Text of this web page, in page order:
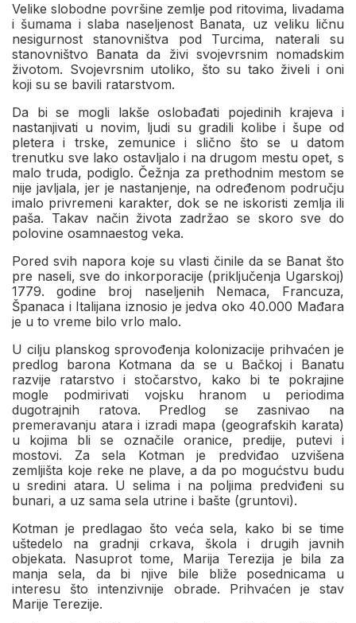
Velike slobodne površine zemlje pod ritovima, livadama
i šumama i slaba naseljenost Banata, uz veliku ličnu
nesigurnost stanovništva pod Turcima, naterali su
stanovništvo Banata da živi svojevrsnim nomadskim
životom. Svojevrsnim utoliko, što su tako živeli i oni
koji su se bavili ratarstvom.
Da bi se mogli lakše oslobađati pojedinih krajeva i
nastanjivati u novim, ljudi su gradili kolibe i šupe od
pletera i trske, zemunice i slično što se u datom
trenutku sve lako ostavljalo i na drugom mestu opet, s
malo truda, podiglo. Čežnja za prethodnim mestom se
nije javljala, jer je nastanjenje, na određenom području
imalo privremeni karakter, dok se ne iskoristi zemlja ili
paša. Takav način života zadržao se skoro sve do
polovine osamnaestog veka.
Pored svih napora koje su vlasti činile da se Banat što
pre naseli, sve do inkorporacije (priključenja Ugarskoj)
1779. godine broj naseljenih Nemaca, Francuza,
Španaca i Italijana iznosio je jedva oko 40.000 Mađara
je u to vreme bilo vrlo malo.
U cilju planskog sprovođenja kolonizacije prihvaćen je
predlog barona Kotmana da se u Bačkoj i Banatu
razvije ratarstvo i stočarstvo, kako bi te pokrajine
mogle podmirivati vojsku hranom u periodima
dugotrajnih ratova. Predlog se zasnivao na
premeravanju atara i izradi mapa (geografskih karata)
u kojima bli se označile oranice, predije, putevi i
mostovi. Za sela Kotman je predviđao uzvišena
zemljišta koje reke ne plave, a da po mogućstvu budu
u sredini atara. U selima i na poljima predviđeni su
bunari, a uz sama sela utrine i bašte (gruntovi).
Kotman je predlagao što veća sela, kako bi se time
uštedelo na gradnji crkava, škola i drugih javnih
objekata. Nasuprot tome, Marija Terezija je bila za
manja sela, da bi njive bile bliže posednicama u
interesu što intenzivnije obrade. Prihvaćen je stav
Marije Terezije.